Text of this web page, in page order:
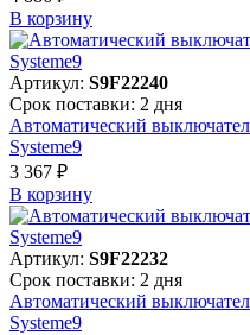
В корзинy
Артикул: S9F22240
Срок поставки: 2 дня
Автоматический
Systeme9
3 367 ₽
В корзинy
Артикул: S9F22232
Срок поставки: 2 дня
Автоматический
Systeme9